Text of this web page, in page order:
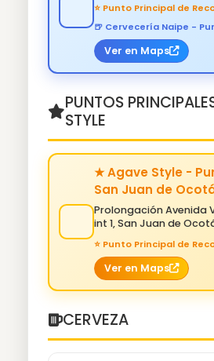
⭐ Punto Principal de
🍺 Cervecería Naipe -
Ver en Maps
PUNTOS
STYLE
★ Agave Style -
San Juan de
Prolongación Avenida
int 1, San Juan de
⭐ Punto Principal de
Ver en Maps
CERVEZA